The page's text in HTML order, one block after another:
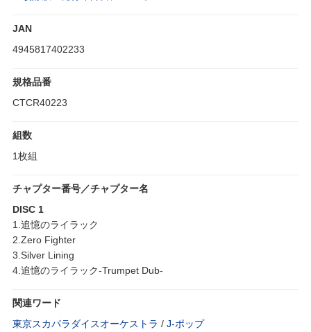
JAN
4945817402233
規格品番
CTCR40223
組数
1枚組
チャプター番号／チャプター名
DISC 1
1.追憶のライラック
2.Zero Fighter
3.Silver Lining
4.追憶のライラック-Trumpet Dub-
関連ワード
東京スカパラダイスオーケストラ / J‐ポップ